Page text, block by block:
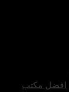
افضل مكتب